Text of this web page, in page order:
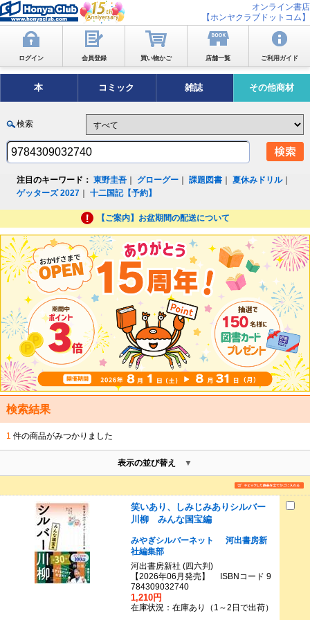
オンライン書店
【ホンヤクラブドットコム】
ログイン 会員登録 買い物かご 店舗一覧 ご利用ガイド
本 コミック 雑誌 その他商材
検索
注目のキーワード： 東野圭吾 グローグー ｜課題図書 ｜夏休みドリル｜
ゲッターズ 2027 ｜十二国記【予約】
【ご案内】お盆期間の配送について
検索結果
1 件の商品がみつかりました
表示の並び替え
笑いあり、しみじみありシルバー
川柳 みんな国宝編
みやぎシルバーネット
河出書房新
社編集部
河出書房新社 (四六判)
【2026年06月発売】 ISBNコード 9
784309032740
1,210円
在庫状況：在庫あり（1～2日で出荷）